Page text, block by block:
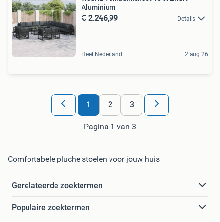
Aluminium
€ 2.246,99 Details
Heel Nederland 2 aug 26
1 2 3
Pagina 1 van 3
Comfortabele pluche stoelen voor jouw huis
Gerelateerde zoektermen
Populaire zoektermen